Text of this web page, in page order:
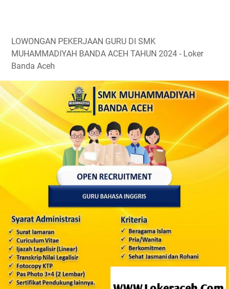
LOWONGAN PEKERJAAN GURU DI SMK
MUHAMMADIYAH BANDA AСЕН TAHUN 2024 - Loker
Banda Aceh